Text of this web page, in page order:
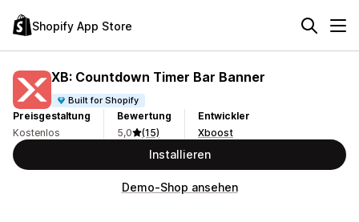
Shopify App Store
XB: Countdown Timer Bar Banner
Built for Shopify
Preisgestaltung
Kostenlos
Bewertung
5,0
(15)
Entwickler
Xboost
Installieren
Demo-Shop ansehen